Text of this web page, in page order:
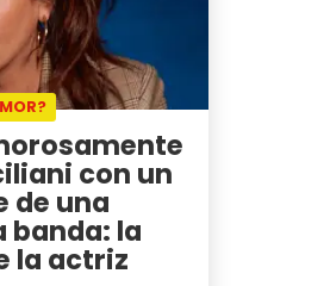
con un
de una
banda: la
la actriz